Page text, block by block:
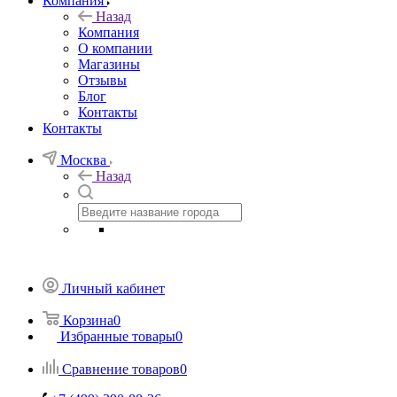
Назад
Компания
О компании
Магазины
Отзывы
Блог
Контакты
Контакты
Москва
Назад
Личный кабинет
Корзина0
Избранные товары0
Сравнение товаров0